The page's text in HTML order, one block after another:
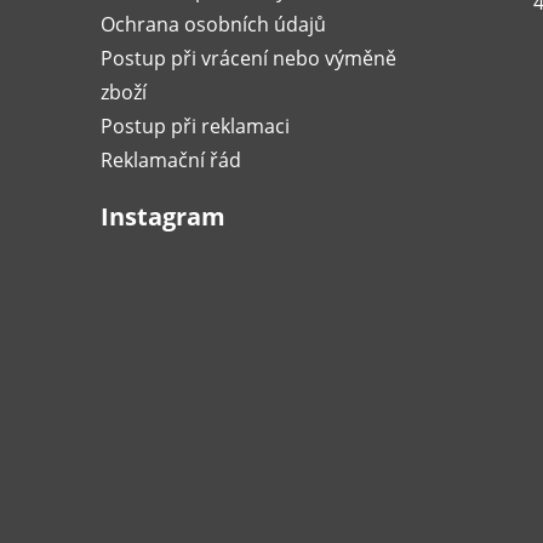
Ochrana osobních údajů
Postup při vrácení nebo výměně
zboží
Postup při reklamaci
Reklamační řád
Instagram